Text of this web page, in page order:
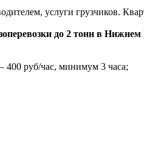
услуги грузчиков.
до 2 тонн в Нижнем
400 руб/час, минимум 3 часа;